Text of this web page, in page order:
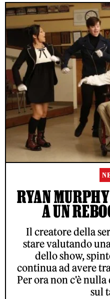
RYAN
A UN
Il creatore della
stare valutando
dello show,
continua ad avere
Per ora non c'è
sul